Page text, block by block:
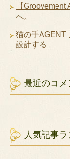
【
へ。
猫の手AGENT
設計する
最近のコメ
人気記事